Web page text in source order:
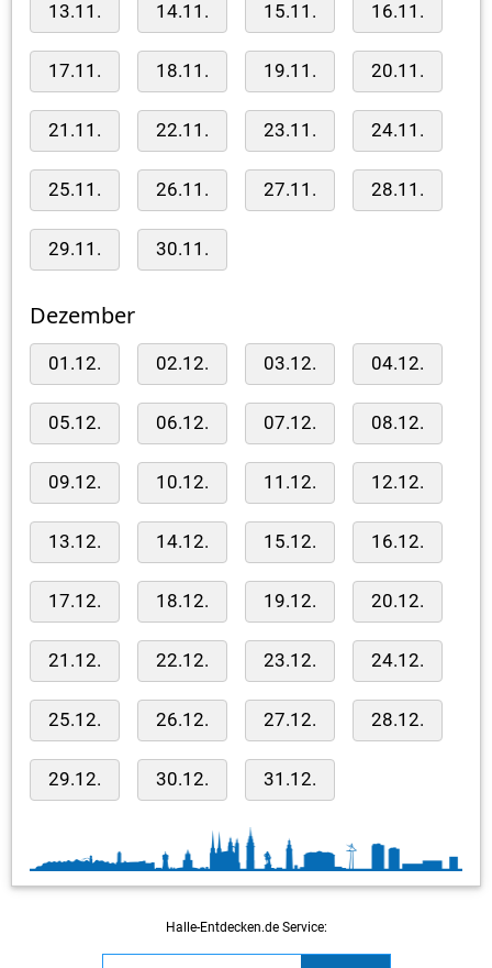
13.11. 14.11. 15.11. 16.11.
17.11. 18.11. 19.11. 20.11.
21.11. 22.11. 23.11. 24.11.
25.11. 26.11. 27.11. 28.11.
29.11. 30.11.
Dezember
01.12. 02.12. 03.12. 04.12.
05.12. 06.12. 07.12. 08.12.
09.12. 10.12. 11.12. 12.12.
13.12. 14.12. 15.12. 16.12.
17.12. 18.12. 19.12. 20.12.
21.12. 22.12. 23.12. 24.12.
25.12. 26.12. 27.12. 28.12.
29.12. 30.12. 31.12.
Halle-Entdecken.de Service: